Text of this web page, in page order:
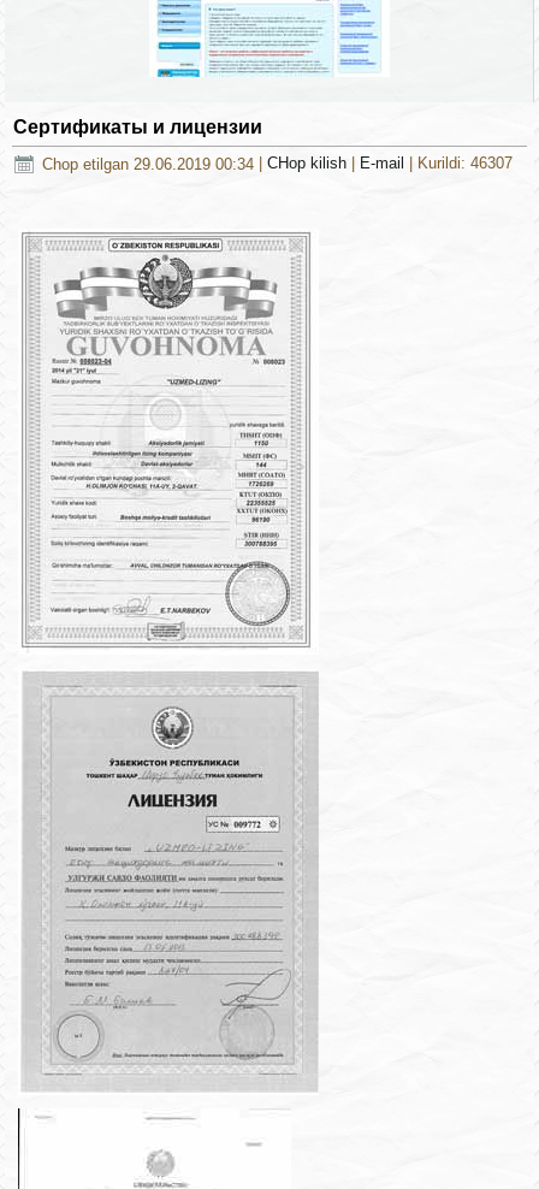
Сертификаты и лицензии
Chop etilgan 29.06.2019 00:34 |CHop kilish E-mail | Kurildi: 46307